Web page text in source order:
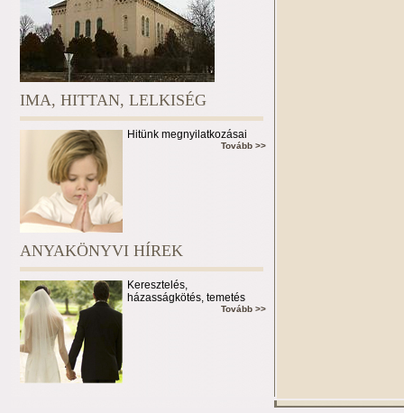
IMA, HITTAN, LELKISÉG
Hitünk megnyilatkozásai
Tovább >>
ANYAKÖNYVI HÍREK
Keresztelés,
házasságkötés, temetés
Tovább >>